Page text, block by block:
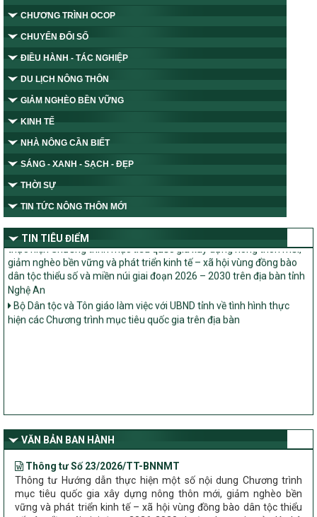
CHƯƠNG TRÌNH OCOP
CHUYỂN ĐỔI SỐ
ĐIỀU HÀNH - TÁC NGHIỆP
DU LỊCH NÔNG THÔN
GIẢM NGHÈO BỀN VỮNG
KINH TẾ
NHÀ NÔNG CẦN BIẾT
SÁNG - XANH - SẠCH - ĐẸP
THỜI SỰ
TIN TỨC NÔNG THÔN MỚI
TIN TIÊU ĐIỂM
Tỉnh Nghệ An thành lập Ban Chỉ đạo thực hiện các Chương trình
Ban Thường vụ Tỉnh ủy Nghệ An ban hành Chỉ thị về đẩy mạnh
thực hiện Chương trình mục tiêu quốc gia xây dựng nông thôn mới,
giảm nghèo bền vững và phát triển kinh tế – xã hội vùng đồng bào
dân tộc thiểu số và miền núi giai đoạn 2026 – 2030 trên địa bàn tỉnh
Nghệ An
Bộ Dân tộc và Tôn giáo làm việc với UBND tỉnh về tình hình thực
hiện các Chương trình mục tiêu quốc gia trên địa bàn
VĂN BẢN BAN HÀNH
Quy định nguyên tắc, tiêu chí, định mức phân bổ ngân sách trung
ương thực hiện Chương trình mục tiêu quốc gia xây dựng nông
thôn mới, giảm nghèo bền vững và phát triển kinh tế – xã hội
vùng đồng bào dân tộc thiểu số và miền núi giai đoạn 2026 –
2030 trên địa bàn tỉnh Nghệ An
Chỉ Thị số 22-CT/TU
về đẩy mạnh thực hiện Chương trình mục tiêu quốc gia xây dựng
-2030 tỉnh Nghệ An
Thông tư Hướng dẫn thực hiện một số nội dung Chương trình
mục tiêu quốc gia xây dựng nông thôn mới, giảm nghèo bền
vững và phát triển kinh tế – xã hội vùng đồng bào dân tộc thiểu
số và miền núi giai đoạn 2026-2030 thuộc phạm vi quản lý nhà